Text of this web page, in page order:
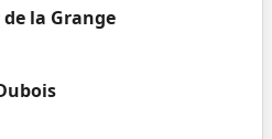
la Grange